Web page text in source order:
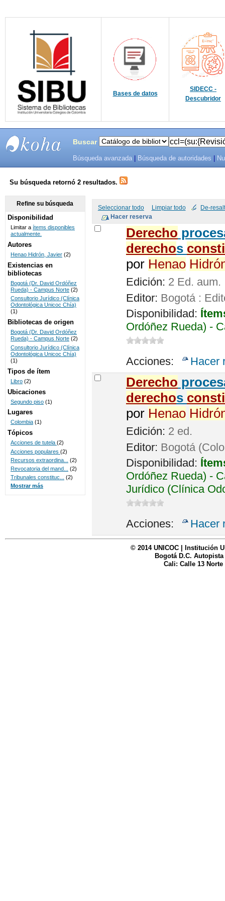
Bases de datos
SIDECC -
Descubridor
SISTEMAS
DE
BIBLIOTECAS
UNICOC
Buscar
Búsqueda avanzada Búsqueda de autoridades
Su búsqueda retornó 2 resultados.
Seleccionar todo Limpiar todo De-
Derecho
derechos
por Henao
Edición: 2 Ed. aum.
Editor: Bogotá :
Disponibilidad:
Ordóñez Rueda) -
Acciones: Hacer
Derecho
derechos
por Henao
Edición: 2 ed.
Editor: Bogotá
Disponibilidad:
Ordóñez Rueda) -
Jurídico (Clínica
Acciones: Hacer
Refine su búsqueda
Disponibilidad
Limitar a ítems disponibles
actualmente.
Autores
Henao Hidrón, Javier (2)
Existencias en
bibliotecas
Bogotá (Dr. David Ordóñez
Rueda) - Campus Norte (2)
Consultorio Jurídico (Clínica
Odontológica Unicoc Chía)
(1)
Bibliotecas de origen
Bogotá (Dr. David Ordóñez
Rueda) - Campus Norte (2)
Consultorio Jurídico (Clínica
Odontológica Unicoc Chía)
(1)
Tipos de ítem
Libro (2)
Ubicaciones
Segundo piso (1)
Lugares
Colombia (1)
Tópicos
Acciones de tutela (2)
Acciones populares (2)
Recursos extraordina...
(2)
Revocatoria del mand...
(2)
Tribunales constituc...
(2)
Mostrar más
© 2014 UNICOC | Institución
Bogotá D.C. Autopista
Cali: Calle 13 Norte